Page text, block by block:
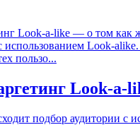
Look-a-
подбор аудитории с